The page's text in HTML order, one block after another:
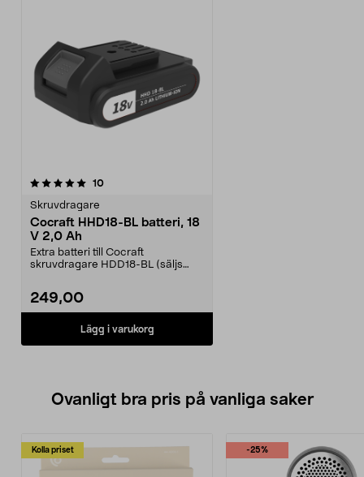
10recensioner
Skruvdragare
Cocraft HHD18-BL batteri, 18
V 2,0 Ah
Extra batteri till Cocraft
skruvdragare HDD18-BL (säljs
249,00
Lägg i varukorg
Ovanligt bra pris på vanliga saker
Kolla priset -25%